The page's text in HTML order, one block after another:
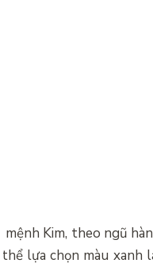
mệnh Kim, theo ngũ
lựa chọn màu xanh